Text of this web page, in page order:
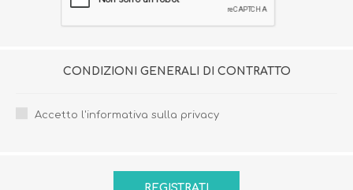
CONDIZIONI GENERALI DI CONTRATTO
Accetto l'informativa sulla privacy